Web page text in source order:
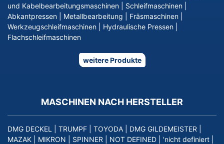
und Kabelbearbeitungsmaschinen
Schleifmaschinen
Abkantpressen
Metallbearbeitung Fräsmaschinen
Werkzeugschleifmaschinen
Hydraulische Pressen
Flachschleifmaschinen
weitere Produkte
MASCHINEN NACH HERSTELLER
DMG DECKEL TRUMPF TOYODA DMG GILDEMEISTER
MAZAK
MIKRON SPINNER NOT DEFINED 'nicht definiert